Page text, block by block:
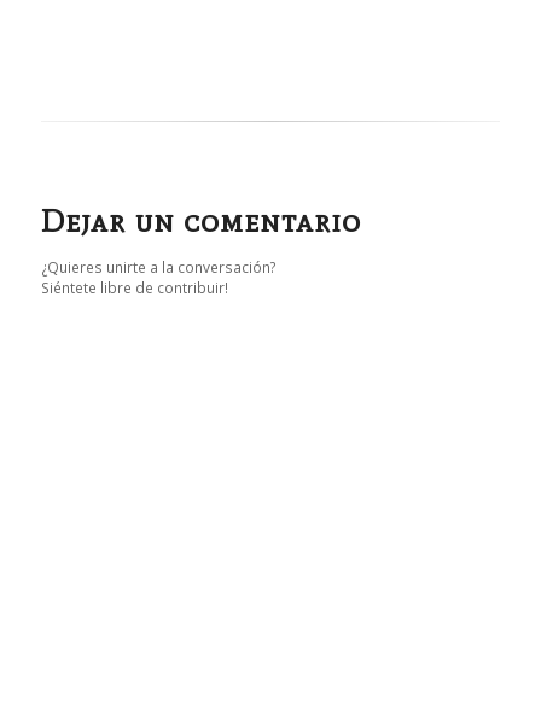
Dejar un comentario
¿Quieres unirte a la conversación?
Siéntete libre de contribuir!